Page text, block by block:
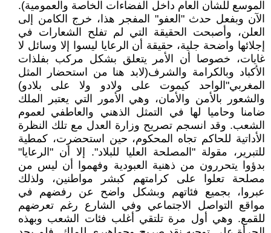
الموسع للشأن العام داخل الفضاءات الخاصة والعمومية).
الآن وبفعل حدث "العفو" المفجر هذا، خرج الكامن إلى
العلن، وأصبحت الحقيقة التي لم تفلح الشعارات في
إجلائها واضحة جلية، حقيقة أن الرعايا ليسوا إلا وسائل لا
غايات، خصوصا أن الأمر يتعلق بشكل مركب بفلذات
الأكباد وبالكرامة والشرف(لابد هنا من استحضار المثل
المغربي"الواحد كيموت على ولادو ولا على بلادو)
والشعور بالأمن والأمان، وهي الأمور التي يعتبر الملك
ضامنا وحاميا لها في التمثل الذهني والعاطفي لعموم
الشعب. وقد انسجم تصريح وزارة العدل مع تلك النظرة
الأداتية للحاكم تجاه المحكوم، حين استحضرت، كمطية
للتبرير، مقولة "المصلحة العليا للبلاد". إلا أن "الرعايا"
بدؤوا يتحررون من ذهنية العبودية وفهموا أن ليس من
مصلحة تعلوا على كرامتهم كبشر مواطنين، ولذلك
عبروا، بجميع فئاتهم وبشكل واضح عن رفضهم في
مواقع التواصل الاجتماعي وفي الشارع رغم تعرضهم
للقمع. وهي أول مرة تلتقي أغلب فئات الشعب وبهذه